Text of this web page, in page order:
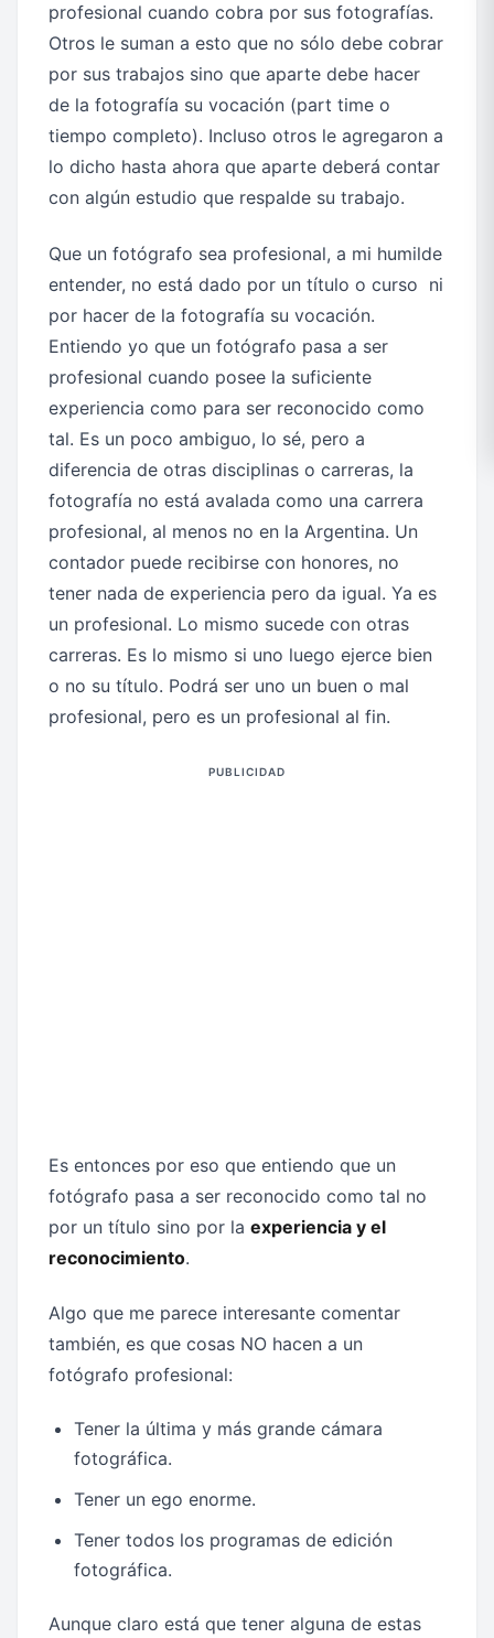
profesional cuando cobra por sus fotografías.
Otros le suman a esto que no sólo debe cobrar
por sus trabajos sino que aparte debe hacer
de la fotografía su vocación (part time o
tiempo completo). Incluso otros le agregaron a
lo dicho hasta ahora que aparte deberá contar
con algún estudio que respalde su trabajo.
Que un fotógrafo sea profesional, a mi humilde
entender, no está dado por un título o curso ni
por hacer de la fotografía su vocación.
Entiendo yo que un fotógrafo pasa a ser
profesional cuando posee la suficiente
experiencia como para ser reconocido como
tal. Es un poco ambiguo, lo sé, pero a
diferencia de otras disciplinas o carreras, la
fotografía no está avalada como una carrera
profesional, al menos no en la Argentina. Un
contador puede recibirse con honores, no
tener nada de experiencia pero da igual. Ya es
un profesional. Lo mismo sucede con otras
carreras. Es lo mismo si uno luego ejerce bien
o no su título. Podrá ser uno un buen o mal
profesional, pero es un profesional al fin.
PUBLICIDAD
Es entonces por eso que entiendo que un
fotógrafo pasa a ser reconocido como tal no
por un título sino por la experiencia y el
reconocimiento.
Algo que me parece interesante comentar
también, es que cosas NO hacen a un
fotógrafo profesional:
Tener la última y más grande cámara
fotográfica.
Tener un ego enorme.
Tener todos los programas de edición
fotográfica.
Aunque claro está que tener alguna de estas